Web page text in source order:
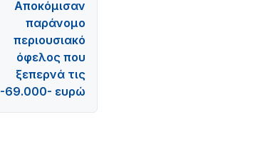
Aποκόμισαν
παράνομο
περιουσιακό
όφελος που
ξεπερνά τις
-69.000- ευρώ